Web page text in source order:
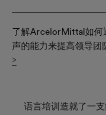
了解ArcelorMittal 如何
声的能力来提高领导团
>
语言培训造就了一